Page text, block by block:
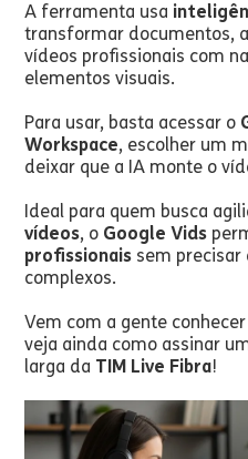
A ferramenta usa
transformar documentos,
vídeos profissionais com
elementos visuais.
Para usar, basta acessar o
Workspace, escolher um
deixar que a IA monte o
Ideal para quem busca
vídeos, o Google Vids
profissionais sem
complexos.
Vem com a gente
veja ainda como assinar
larga da TIM Live Fibra!